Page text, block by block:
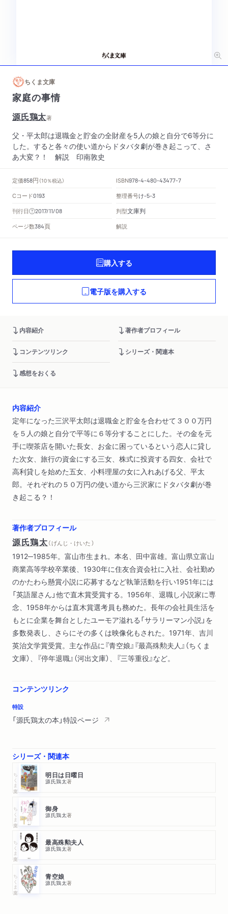
ちくま文庫
家庭の事情
源氏鶏太著
父・平太郎は退職金と貯金の全財産を5人の娘と自分で6等分に
した。すると各々の使い道からドタバタ劇が巻き起こって、さ
あ大変？！ 解説 印南敦史
定価858円 （10％税込） ISBN978-4-480-43477-7
Cコード0193 整理番号け-5-3
刊行日 2017/11/08 判型文庫判
ページ数384頁 解説
購入する
電子版を購入する
内容紹介 著作者プロフィール
コンテンツリンク シリーズ・関連本
感想をおくる
内容紹介
定年になった三沢平太郎は退職金と貯金を合わせて３００万円
を５人の娘と自分で平等に６等分することにした。その金を元
手に喫茶店を開いた長女、お金に困っているという恋人に貸し
た次女、旅行の資金にする三女、株式に投資する四女、会社で
高利貸しを始めた五女、小料理屋の女に入れあげる父、平太
郎。それぞれの５０万円の使い道から三沢家にドタバタ劇が巻
き起こる？！
著作者プロフィール
源氏鶏太（ げんじ・けいた ）
1912─1985年。富山市生まれ。本名、田中富雄。富山県立富山
商業高等学校卒業後、1930年に住友合資会社に入社、会社勤め
のかたわら懸賞小説に応募するなど執筆活動を行い1951年には
「英語屋さん」他で直木賞受賞する。1956年、退職し小説家に専
念、1958年からは直木賞選考員も務めた。長年の会社員生活を
もとに企業を舞台としたユーモア溢れる「サラリーマン小説」を
多数発表し、さらにその多くは映像化もされた。1971年、吉川
英治文学賞受賞。主な作品に『青空娘』『最高殊勲夫人』（ちくま
文庫）、『停年退職』（河出文庫）、『三等重役』など。
コンテンツリンク
特設
「源氏鶏太の本」特設ページ
シリーズ・関連本
ちくま文庫 明日は日曜日
源氏鶏太著
ちくま文庫 御身
源氏鶏太著
ちくま文庫 最高殊勲夫人
源氏鶏太著
ちくま文庫 青空娘
源氏鶏太著